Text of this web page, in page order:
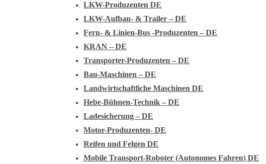
LKW-Produzenten DE
LKW-Aufbau- & Trailer – DE
Fern- & Linien-Bus -Produzenten – DE
KRAN – DE
Transporter-Produzenten – DE
Bau-Maschinen – DE
Landwirtschaftliche Maschinen DE
Hebe-Bühnen-Technik – DE
Ladesicherung – DE
Motor-Produzenten- DE
Reifen und Felgen DE
Mobile Transport-Roboter (Autonomes Fahren) DE